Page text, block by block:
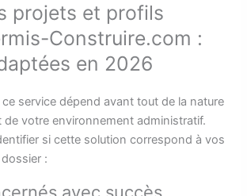
projets et profils
Construire.com :
en 2026
service dépend avant tout de la nature
de votre environnement administratif.
si cette solution correspond à vos
:
avec succès